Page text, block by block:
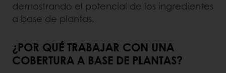
demostrando el potencial de los ingredientes
a base de plantas.
¿POR QUÉ TRABAJAR CON UNA
COBERTURA A BASE DE PLANTAS?